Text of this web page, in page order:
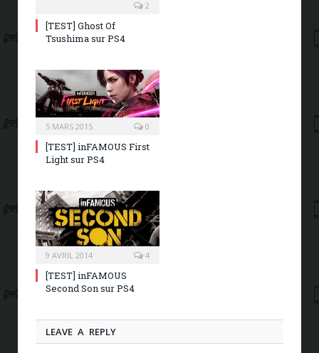
2
[TEST] Ghost Of
Tsushima sur PS4
5 MARS 2015 0
[TEST] inFAMOUS First
Light sur PS4
9 AVRIL 2014 4
[TEST] inFAMOUS
Second Son sur PS4
LEAVE A REPLY